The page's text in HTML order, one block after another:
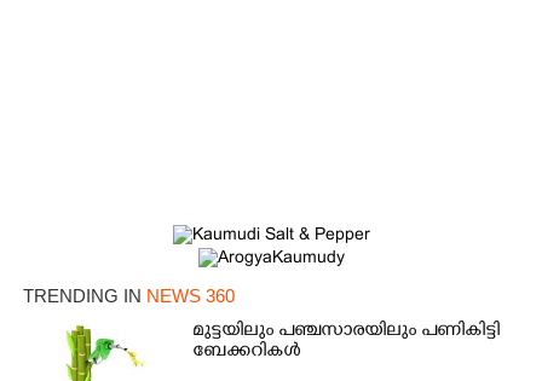
TRENDING IN NEWS 360
മുട്ടയിലും പഞ്ചസാരയിലും പണികിട്ടി
ബേക്കറികൾ